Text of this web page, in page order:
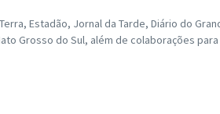
Estadão, Jornal da Tarde, Diário do
Grosso do Sul, além de colaborações